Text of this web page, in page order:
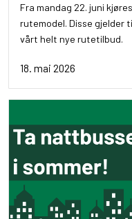
Fra mandag 22. juni
rutemodel. Disse gjelder
vårt helt nye rutetilbud.
18. mai 2026